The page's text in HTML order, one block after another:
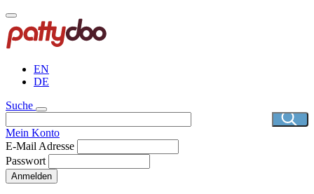
Direkt
zum
Inhalt
EN
DE
Suche
Mein Konto
E-Mail Adresse
Passwort
Anmelden